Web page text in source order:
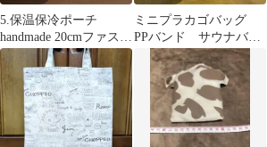
5.保温保冷ポーチ
handmade 20cmファスナ
ー アイスリングポーチ
ミニプラカゴバッグ
PPバンド サウナバッ
ク Sサイズ 2ケ
→2000